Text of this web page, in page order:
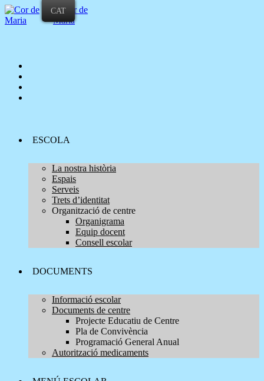
ESCOLA
La nostra història
Espais
Serveis
Trets d’identitat
Organització de centre
Organigrama
Equip docent
Consell escolar
DOCUMENTS
Informació escolar
Documents de centre
Projecte Educatiu de Centre
Pla de Convivència
Programació General Anual
Autorització medicaments
CAT